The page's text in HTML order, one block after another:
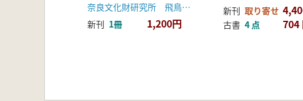
奈良文化財研究所 飛鳥資料館
新刊 1冊 1,200円
新刊 取り寄せ
古書 4 点 704